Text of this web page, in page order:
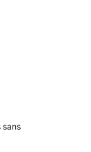
sans